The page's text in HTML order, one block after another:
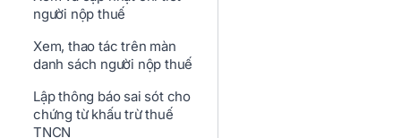
người nộp thuế
Xem, thao tác trên màn
danh sách người nộp thuế
Lập thông báo sai sót cho
chứng từ khấu trừ thuế
TNCN